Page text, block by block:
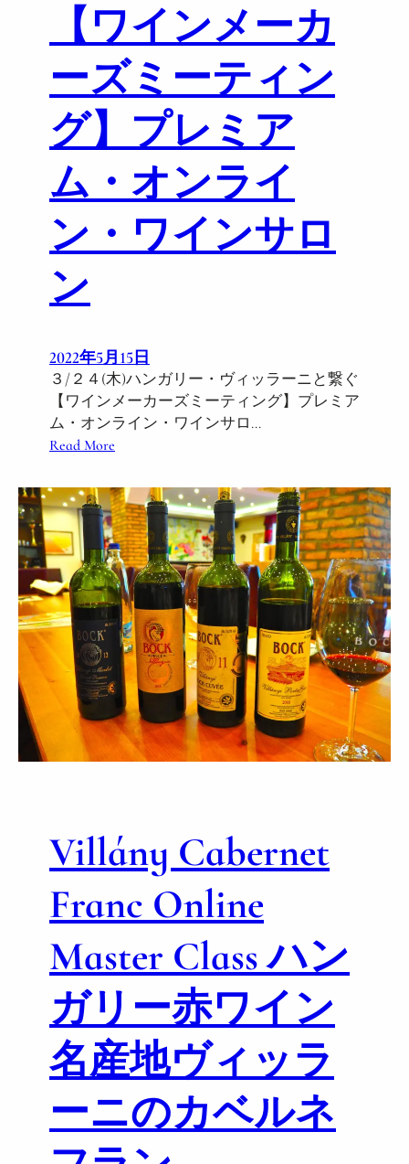
l
i
e
M
s
e
C
l
グ
リ
・
ビ
カ
ェ
ー
ル
ハ
ン
ガ
リ
ー
赤
ワ
イ
ン
名
ゲ
ル
【ワインメーカ
ーズミーティン
グ】プレミア
ム・オンライ
ン・ワインサロ
ン
2022年5月15日
３/２４(木)ハンガリー・ヴィッラーニと繋ぐ
【ワインメーカーズミーティング】プレミア
ム・オンライン・ワインサロ…
Read More
/
２
４
(
木
)
ハ
ン
ガ
リ
ー
・
ヴ
ー
ニ
繋
ぐ
【
ワ
イ
ン
ー
カ
ー
ズ
ミ
Villány Cabernet
Franc Online
Master Class ハン
ガリー赤ワイン
名産地ヴィッラ
ーニのカベルネ